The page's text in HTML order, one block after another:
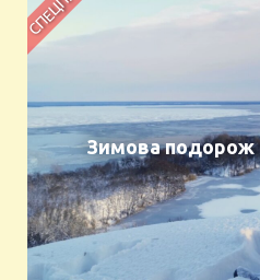
Зимова подорож